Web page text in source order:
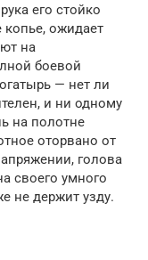
его стойко
копье, ожидает
на
боевой
— нет ли
и ни одному
на полотне
оторвано от
голова
своего умного
не держит узду.